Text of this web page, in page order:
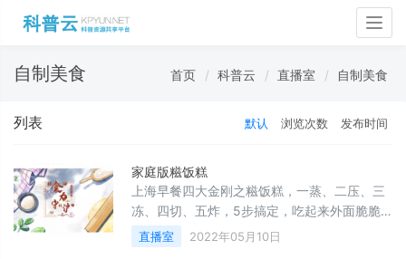
自制美食 首页 科普云 直播室 自制美食
列表 默认 浏览次数 发布时间
家庭版糍饭糕
上海早餐四大金刚之糍饭糕，一蒸、二压、三
冻、四切、五炸，5步搞定，吃起来外面脆脆
的，里面是软糯的，金黄酥脆越嚼越香，人见
人爱！疫情在家，实现糍饭糕自由，赶紧学起
直播室 2022年05月10日